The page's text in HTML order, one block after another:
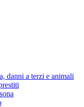
danni a terzi e animali